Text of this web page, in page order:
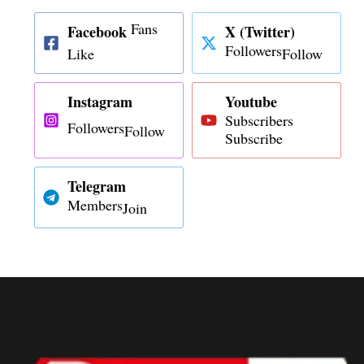
Facebook Fans
Like
X (Twitter)
FollowersFollow
Instagram
FollowersFollow
Youtube
Subscribers
Subscribe
Telegram
MembersJoin